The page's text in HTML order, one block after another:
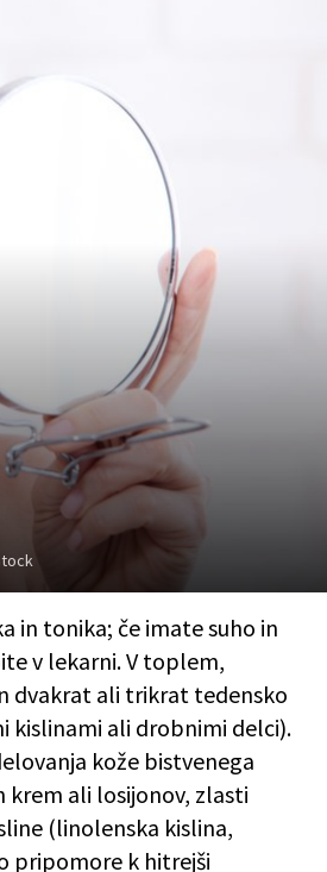
in tonika; če imate suho in
v lekarni. V toplem,
dvakrat ali trikrat tedensko
kislinami ali drobnimi delci).
kože bistvenega
ali losijonov, zlasti
(linolenska kislina,
pripomore k hitrejši